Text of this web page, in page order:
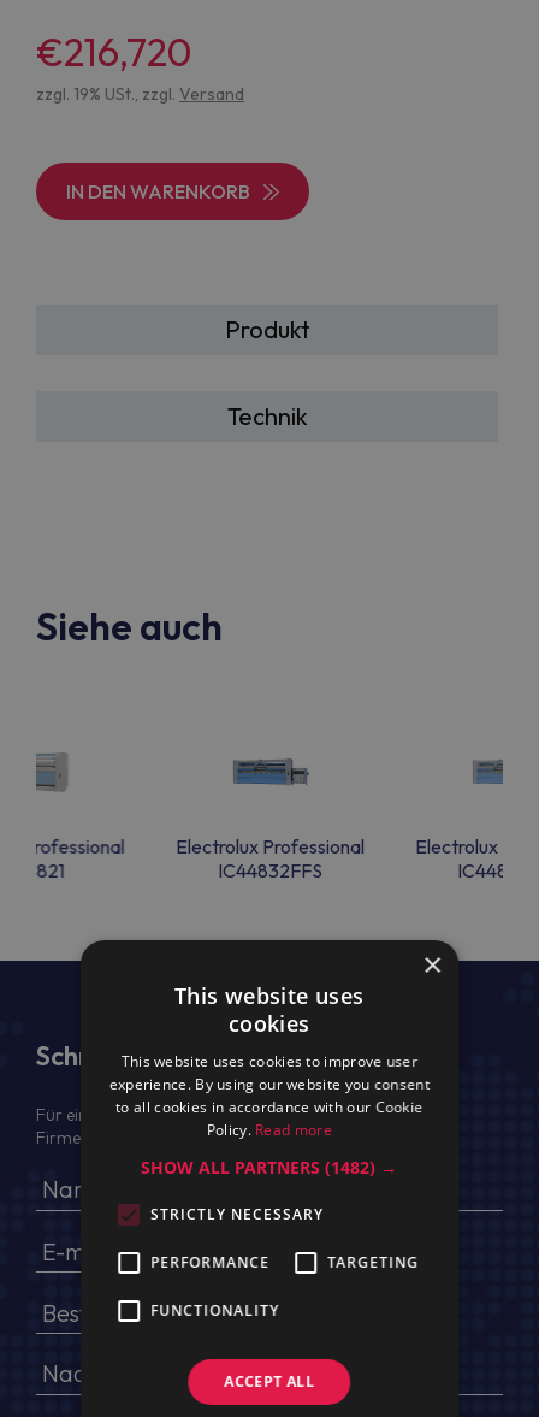
€216,720
zzgl. 19% USt., zzgl. Versand
IN DEN WARENKORB
Produkt
Technik
Siehe auch
Professional
Electrolux Professional
IC44832FFS
Electrolux
Schreiben Sie uns
Für ein Angebot geben Sie bitte Ihren voller Namen,
Firmendaten, USt.-IdNr. und Lieferadresse an
×
This website uses
cookies
This website uses cookies to improve user
experience. By using our website you consent
to all cookies in accordance with our Cookie
Policy. Read more
SHOW ALL PARTNERS(1482) →
STRICTLY NECESSARY
PERFORMANCE TARGETING
FUNCTIONALITY
ACCEPT ALL